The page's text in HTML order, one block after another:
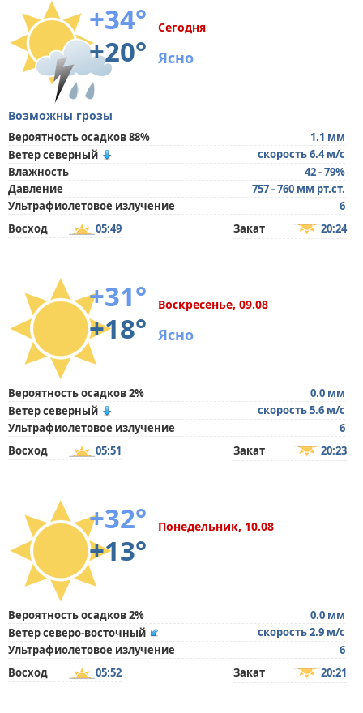
+34°
+20°
Сегодня
Ясно
Возможны грозы
Вероятность осадков 88%
1.1 мм
Ветер северный
скорость 6.4 м/с
Влажность
42 - 79%
Давление
757 - 760 мм рт.ст.
Ультрафиолетовое излучение
6
Восход
05:49 Закат 20:24
+31°
+18°
Воскресенье, 09.08
Ясно
Вероятность осадков 2%
0.0 мм
Ветер северный
скорость 5.6 м/с
Ультрафиолетовое излучение
6
Восход
05:51 Закат 20:23
+32°
+13°
Понедельник, 10.08
Вероятность осадков 2%
0.0 мм
Ветер северо-восточный
скорость 2.9 м/с
Ультрафиолетовое излучение
6
Восход
05:52 Закат 20:21